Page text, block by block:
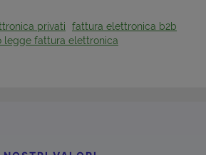
privati
fattura elettronica b2b
legge fattura elettronica